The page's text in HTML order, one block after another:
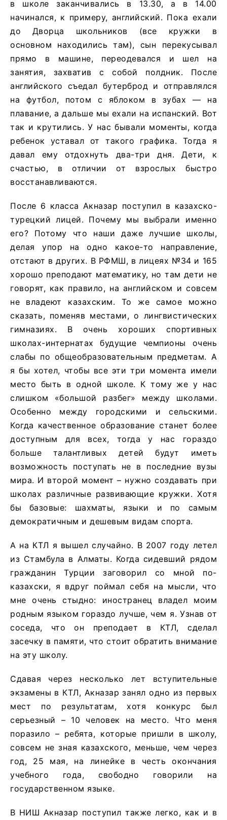
в школе заканчивались в 13.30, а в 14.00
начинался, к примеру, английский. Пока ехали
до Дворца школьников (все кружки в
основном находились там), сын перекусывал
прямо в машине, переодевался и шел на
занятия, захватив с собой полдник. После
английского съедал бутерброд и отправлялся
на футбол, потом с яблоком в зубах — на
плавание, а дальше мы ехали на испанский. Вот
так и крутились. У нас бывали моменты, когда
ребенок уставал от такого графика. Тогда я
давал ему отдохнуть два-три дня. Дети, к
счастью, в отличии от взрослых быстро
восстанавливаются.
После 6 класса Акназар поступил в казахско-
турецкий лицей. Почему мы выбрали именно
его? Потому что наши даже лучшие школы,
делая упор на одно какое-то направление,
отстают в других. В РФМШ, в лицеях №34 и 165
хорошо преподают математику, но там дети не
говорят, как правило, на английском и совсем
не владеют казахским. То же самое можно
сказать, поменяв местами, о лингвистических
гимназиях. В очень хороших спортивных
школах-интернатах будущие чемпионы очень
слабы по общеобразовательным предметам. А
я бы хотел, чтобы все эти три момента имели
место быть в одной школе. К тому же у нас
слишком «большой разбег» между школами.
Особенно между городскими и сельскими.
Когда качественное образование станет более
доступным для всех, тогда у нас гораздо
больше талантливых детей будут иметь
возможность поступать не в последние вузы
мира. И второй момент – нужно создавать при
школах различные развивающие кружки. Хотя
бы базовые: шахматы, языки и по самым
демократичным и дешевым видам спорта.
А на КТЛ я вышел случайно. В 2007 году летел
из Стамбула в Алматы. Когда сидевший рядом
гражданин Турции заговорил со мной по-
казахски, я вдруг поймал себя на мысли, что
мне очень стыдно: иностранец владел моим
родным языком гораздо лучше, чем я. Узнав от
соседа, что он преподает в КТЛ, сделал
засечку в памяти, что стоит обратить внимание
на эту школу.
Сдавая через несколько лет вступительные
экзамены в КТЛ, Акназар занял одно из первых
мест по результатам, хотя конкурс был
серьезный – 10 человек на место. Что меня
поразило – ребята, которые пришли в школу,
совсем не зная казахского, меньше, чем через
год, 25 мая, на линейке в честь окончания
учебного года, свободно говорили на
государственном языке.
В НИШ Акназар поступил также легко, как и в